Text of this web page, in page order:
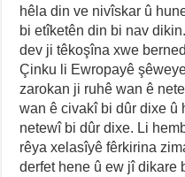
hêla din ve nivîskar û
bi etîketên din bi nav
dev ji têkoşîna xwe
Çinku li Ewropayê
zarokan ji ruhê wan ê
wan ê civakî bi dûr dixe û
netewî bi dûr dixe. Li
rêya xelasîyê fêrkirina
derfet hene û ew jî dikare